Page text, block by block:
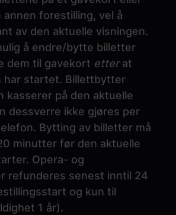
forestilling, vel å
av den aktuelle visningen.
å endre/bytte billetter
dem til gavekort etterat
har startet. Billettbytter
kasserer på den aktuelle
dessverre ikke gjøres per
Bytting av billetter må
minutter før den aktuelle
Opera- og
refunderes senest inntil 24
og kun til
1 år).